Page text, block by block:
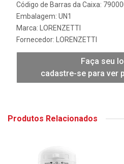
Código de Barras da Caixa:
Embalagem: UN1
Marca:
LORENZETTI
Fornecedor:
LORENZETTI
Faça seu
cadastre-se para ver
Produtos Relacionados